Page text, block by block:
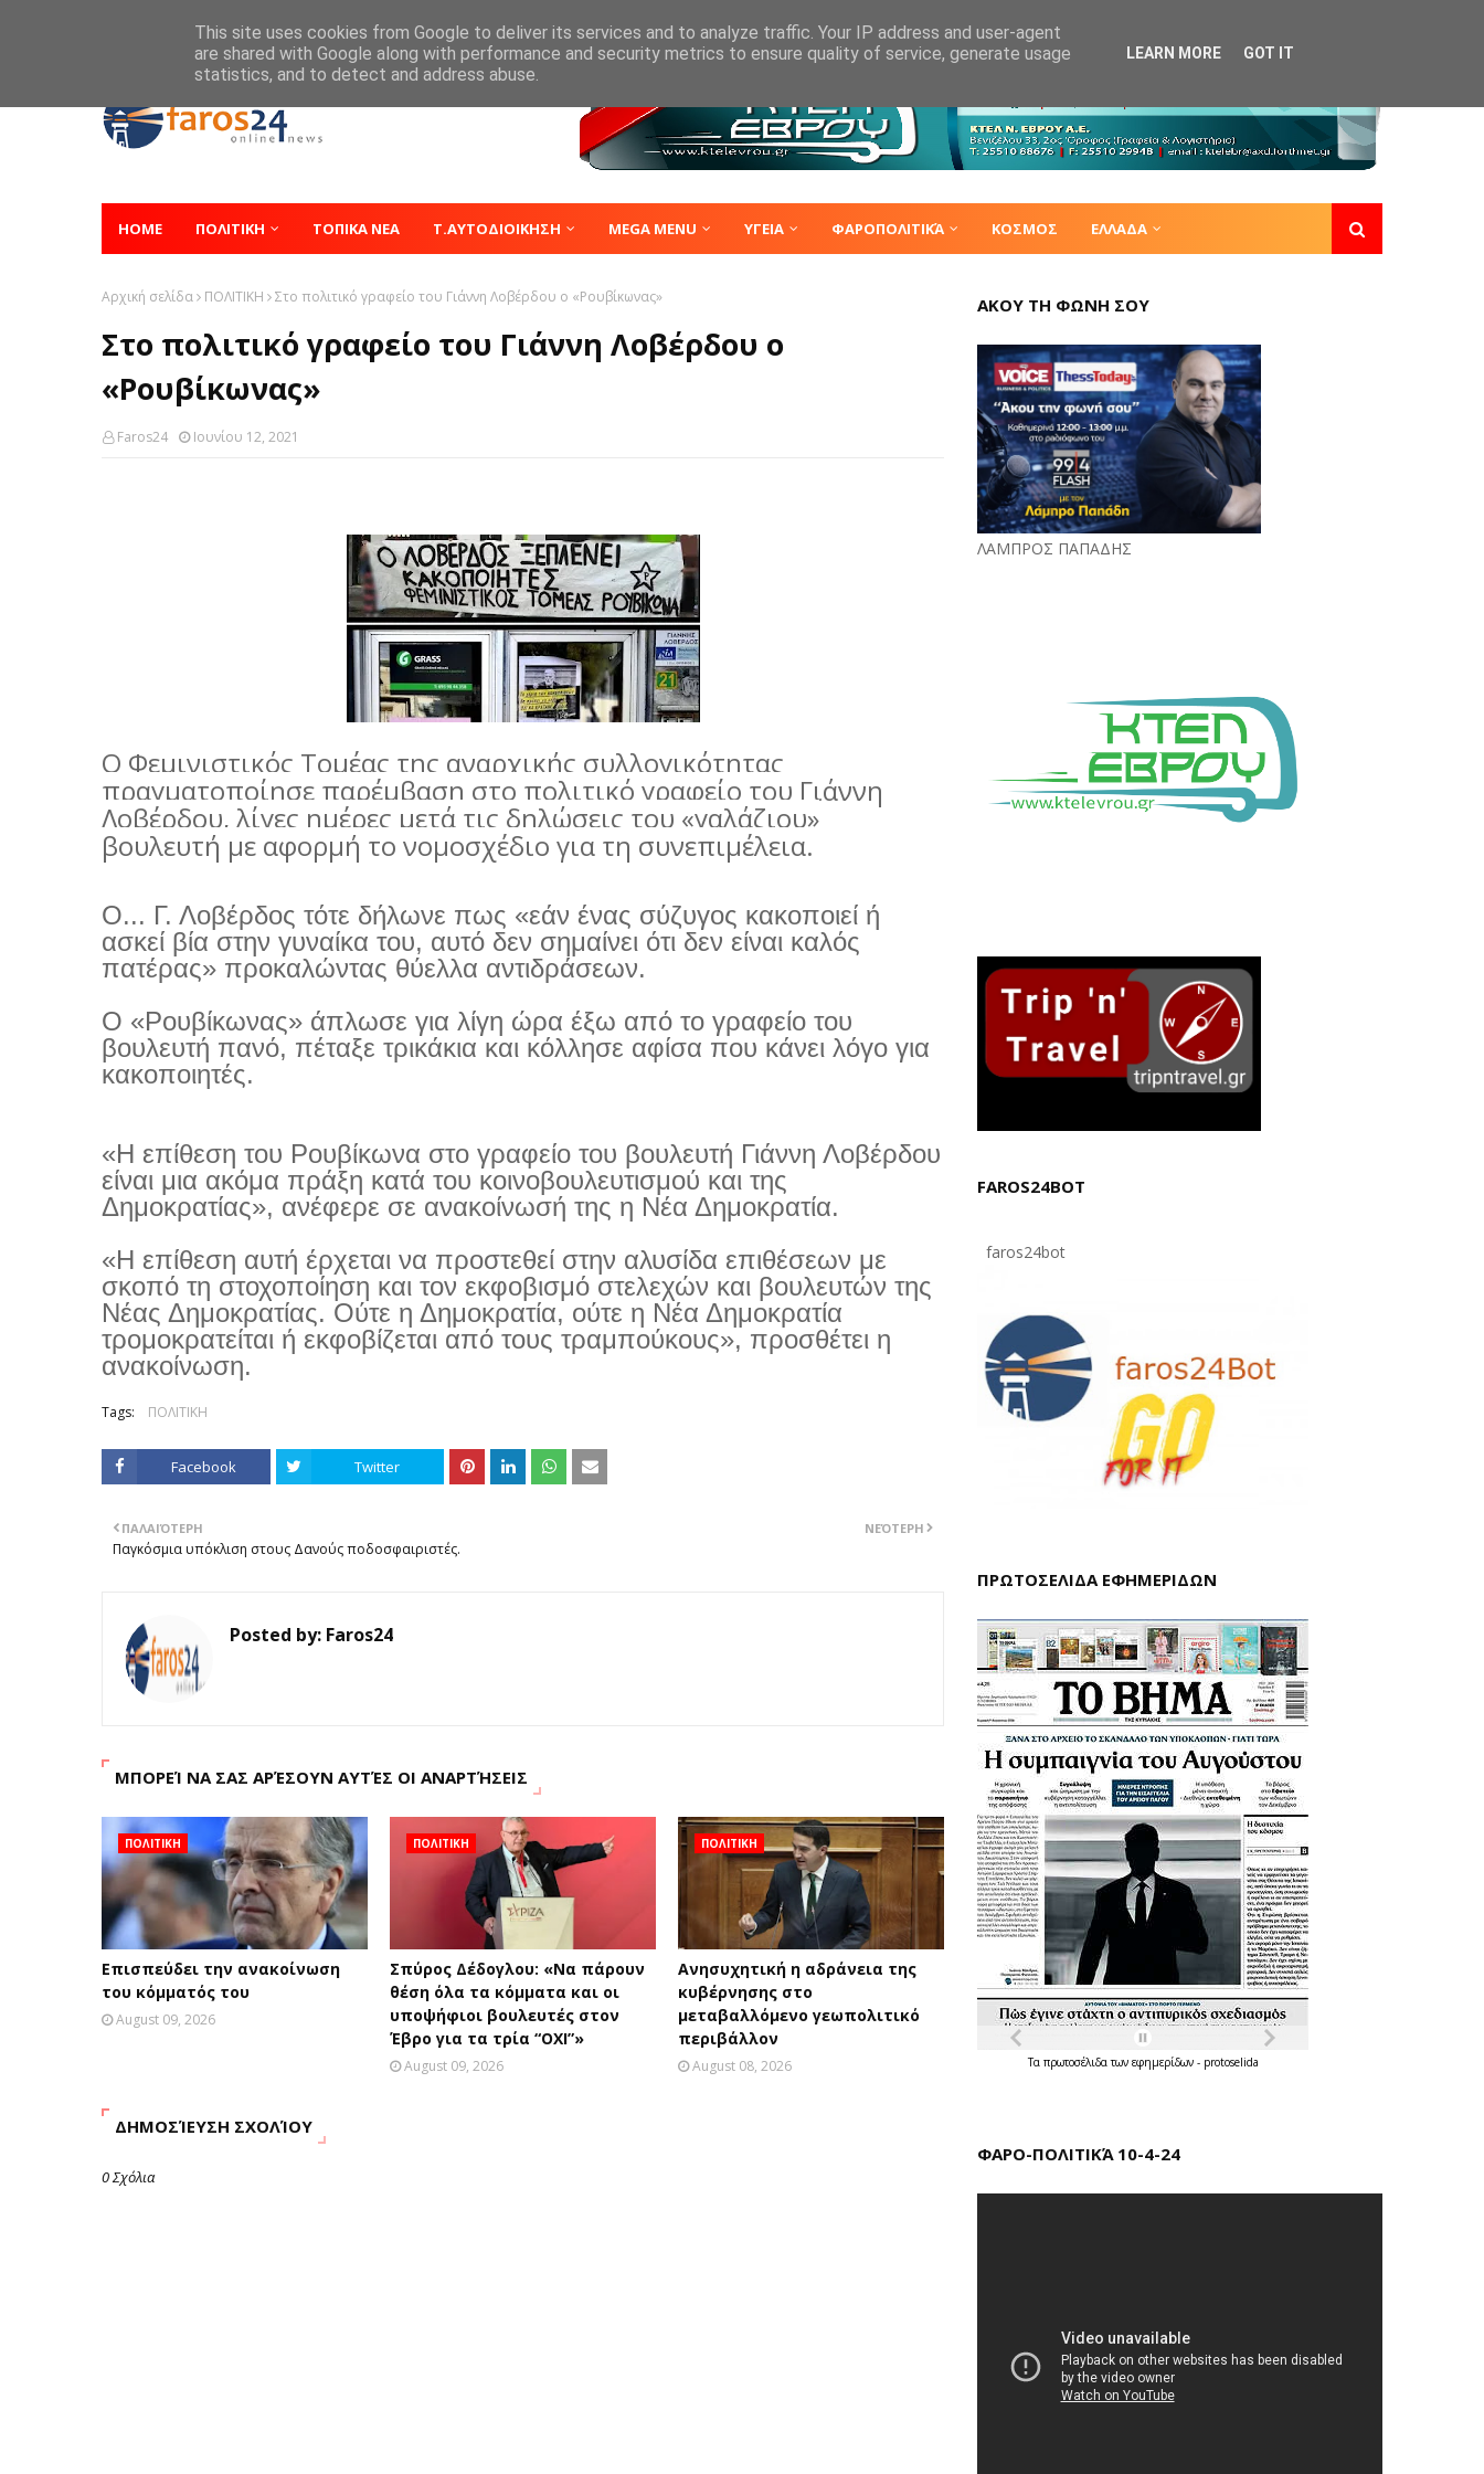
HOME ΠΟΛΙΤΙΚΗ ΤΟΠΙΚΑ ΝΕΑ Τ.ΑΥΤΟΔΙΟΙΚΗΣΗ MEGA MENU ΥΓΕΙΑ ΦΑΡΟΠΟΛΙΤΙΚΆ ΚΟΣΜΟΣ ΕΛΛΑΔΑ
Αρχική σελίδα ΠΟΛΙΤΙΚΗ Στο πολιτικό γραφείο του Γιάννη Λοβέρδου ο «Ρουβίκωνας»
Στο πολιτικό γραφείο του Γιάννη Λοβέρδου ο
«Ρουβίκωνας»
Faros24 Ιουνίου 12, 2021
Ο Φεμινιστικός Τομέας της αναρχικής συλλογικότητας
πραγματοποίησε παρέμβαση στο πολιτικό γραφείο του Γιάννη
Λοβέρδου, λίγες ημέρες μετά τις δηλώσεις του «γαλάζιου»
βουλευτή με αφορμή το νομοσχέδιο για τη συνεπιμέλεια.
Ο... Γ. Λοβέρδος τότε δήλωνε πως «εάν ένας σύζυγος κακοποιεί ή
ασκεί βία στην γυναίκα του, αυτό δεν σημαίνει ότι δεν είναι καλός
πατέρας» προκαλώντας θύελλα αντιδράσεων.
Ο «Ρουβίκωνας» άπλωσε για λίγη ώρα έξω από το γραφείο του
βουλευτή πανό, πέταξε τρικάκια και κόλλησε αφίσα που κάνει λόγο για
κακοποιητές.
«Η επίθεση του Ρουβίκωνα στο γραφείο του βουλευτή Γιάννη Λοβέρδου
είναι μια ακόμα πράξη κατά του κοινοβουλευτισμού και της
Δημοκρατίας», ανέφερε σε ανακοίνωσή της η Νέα Δημοκρατία.
«Η επίθεση αυτή έρχεται να προστεθεί στην αλυσίδα επιθέσεων με
σκοπό τη στοχοποίηση και τον εκφοβισμό στελεχών και βουλευτών της
Νέας Δημοκρατίας. Ούτε η Δημοκρατία, ούτε η Νέα Δημοκρατία
τρομοκρατείται ή εκφοβίζεται από τους τραμπούκους», προσθέτει η
ανακοίνωση.
Tags: ΠΟΛΙΤΙΚΗ
Facebook Twitter
ΝΕΌΤΕΡΗ
ΠΑΛΑΙΌΤΕΡΗ
Παγκόσμια υπόκλιση στους Δανούς ποδοσφαιριστές.
Posted by: Faros24
ΜΠΟΡΕΊ ΝΑ ΣΑΣ ΑΡΈΣΟΥΝ ΑΥΤΈΣ ΟΙ ΑΝΑΡΤΉΣΕΙΣ
ΠΟΛΙΤΙΚΗ
Επισπεύδει την ανακοίνωση
του κόμματός του
August 09, 2026
ΠΟΛΙΤΙΚΗ
Σπύρος Δέδογλου: «Να πάρουν
θέση όλα τα κόμματα και οι
υποψήφιοι βουλευτές στον
Έβρο για τα τρία “ΟΧΙ”»
August 09, 2026
ΠΟΛΙΤΙΚΗ
Ανησυχητική η αδράνεια της
κυβέρνησης στο
μεταβαλλόμενο γεωπολιτικό
περιβάλλον
August 08, 2026
ΔΗΜΟΣΊΕΥΣΗ ΣΧΟΛΊΟΥ
0 Σχόλια
ΑΚΟΥ ΤΗ ΦΩΝΗ ΣΟΥ
ΛΑΜΠΡΟΣ ΠΑΠΑΔΗΣ
FAROS24BOT
faros24bot
ΠΡΩΤΟΣΕΛΙΔΑ ΕΦΗΜΕΡΙΔΩΝ
Τα πρωτοσέλιδατων εφημερίδων - protoselida
ΦΑΡΟ-ΠΟΛΙΤΙΚΆ 10-4-24
This site uses cookies from Google to deliver its services and to analyze traffic. Your IP address and user-agent
are shared with Google along with performance and security metrics to ensure quality of service, generate usage
statistics, and to detect and address abuse.
LEARN MORE GOT IT